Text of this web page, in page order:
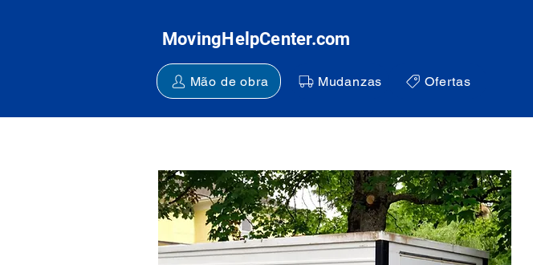
MovingHelpCenter.com
Mão de obra Mudanzas Ofertas